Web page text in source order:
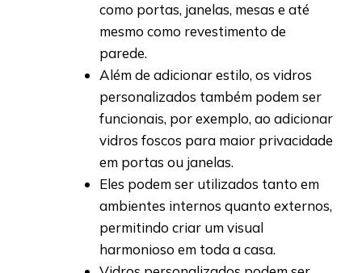
como portas, janelas, mesas e até
mesmo como revestimento de
parede.
Além de adicionar estilo, os vidros
personalizados também podem ser
funcionais, por exemplo, ao adicionar
vidros foscos para maior privacidade
em portas ou janelas.
Eles podem ser utilizados tanto em
ambientes internos quanto externos,
permitindo criar um visual
harmonioso em toda a casa.